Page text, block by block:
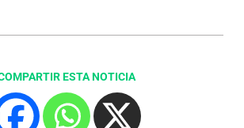
ESTA NOTICIA